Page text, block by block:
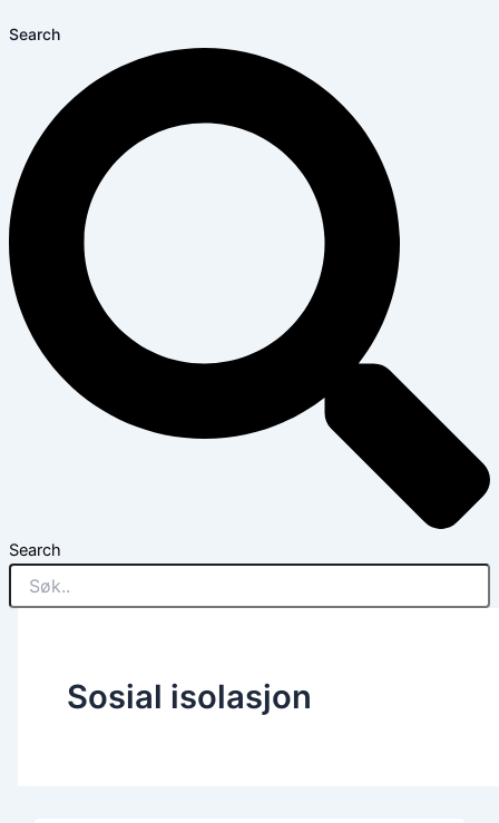
Search
Search
Sosial isolasjon